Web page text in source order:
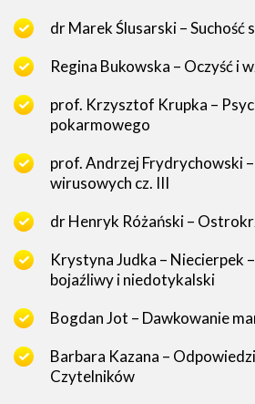
dr Marek Ślusarski – Suchość
Regina Bukowska – Oczyść i
prof. Krzysztof Krupka –
pokarmowego
prof. Andrzej Frydrychowski
wirusowych cz. III
dr Henryk Różański –
Krystyna Judka – Niecierpek
bojaźliwy i niedotykalski
Bogdan Jot – Dawkowanie
Barbara Kazana –
Czytelników